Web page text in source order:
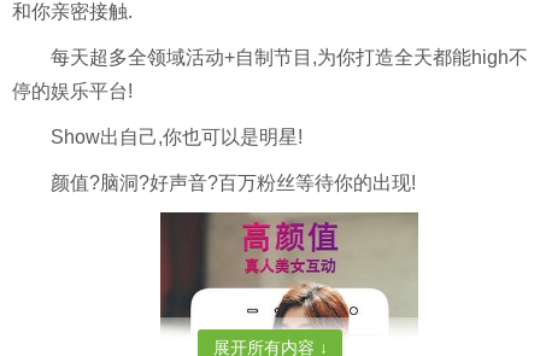
和你亲密接触.
每天超多全领域活动+自制节目,为你打造全天都能high不
停的娱乐平台!
Show出自己,你也可以是明星!
颜值?脑洞?好声音?百万粉丝等待你的出现!
展开所有内容 ↓